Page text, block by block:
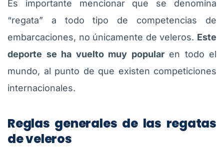
Es importante mencionar que se denomina
“regata” a todo tipo de competencias de
embarcaciones, no únicamente de veleros. Este
deporte se ha vuelto muy popularen todo el
mundo, al punto de que existen competiciones
internacionales.
Reglas generales de las regatas
de veleros